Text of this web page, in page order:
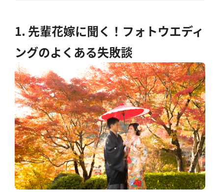
1. 先輩花嫁に聞く！フォトウエディ
ングのよくある失敗談